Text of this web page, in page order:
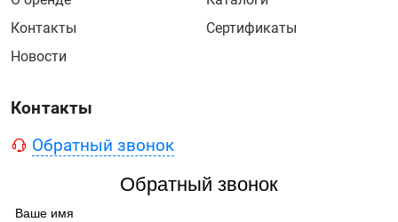
Контакты
Новости
Сертификаты
Контакты
Обратный звонок
Обратный звонок
Ваше имя